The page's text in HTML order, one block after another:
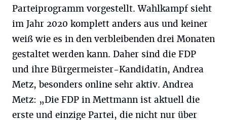
Parteiprogramm vorgestellt. Wahlkampf sieht
im Jahr 2020 komplett anders aus und keiner
weiß wie es in den verbleibenden drei Monaten
gestaltet werden kann. Daher sind die FDP
und ihre Bürgermeister-Kandidatin, Andrea
Metz, besonders online sehr aktiv. Andrea
Metz: „Die FDP in Mettmann ist aktuell die
erste und einzige Partei, die nicht nur über